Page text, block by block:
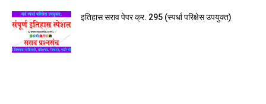
इतिहास सराव पेपर क्र. 295 (स्पर्धा परिक्षेस उपयुक्त)